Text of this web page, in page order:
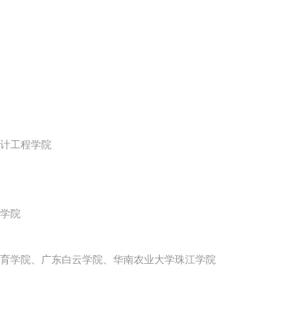
工程学院
院
学院、广东白云学院、华南农业大学珠江学院